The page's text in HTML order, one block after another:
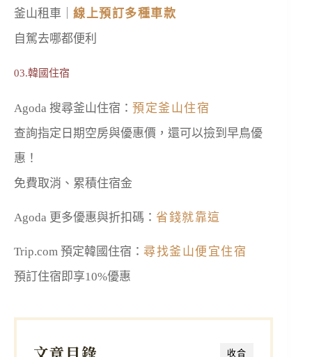
釜山租車｜ 線上預訂多種車款
自駕去哪都便利
03.韓國住宿
Agoda 搜尋釜山住宿： 預定釜山住宿
查詢指定日期空房與優惠價，還可以撿到早鳥優
惠！
免費取消、累積住宿金
Agoda 更多優惠與折扣碼： 省錢就靠這
Trip.com 預定韓國住宿： 尋找釜山便宜住宿
預訂住宿即享10%優惠
收合
文章目錄